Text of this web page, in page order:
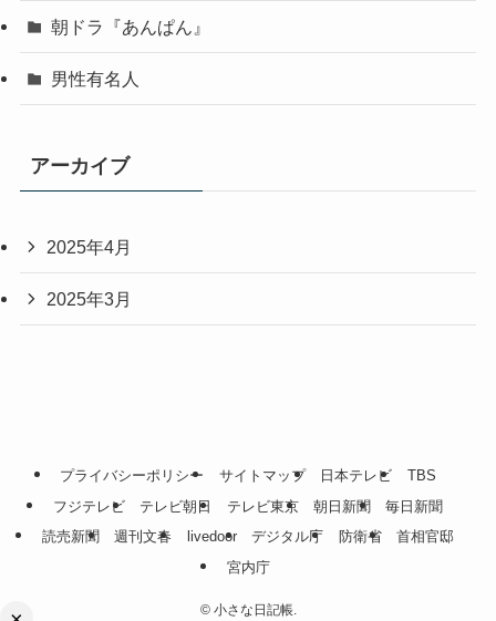
朝ドラ『あんぱん』
男性有名人
アーカイブ
2025年4月
2025年3月
プライバシーポリシー サイトマップ 日本テレビ
TBS
フジテレビ
テレビ朝日 テレビ東京 朝日新聞
毎日新聞
読売新聞
週刊文春 livedoor デジタル庁 防衛省
首相官邸
宮内庁
©小さな日記帳.